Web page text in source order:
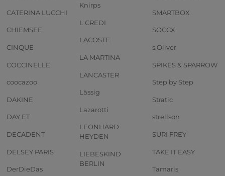
CATERINA LUCCHI
CHIEMSEE
CINQUE
COCCINELLE
coocazoo
DAKINE
DAY ET
DECADENT
DELSEY PARIS
DerDieDas
Knirps
L.CREDI
LACOSTE
LA MARTINA
LANCASTER
Lässig
Lazarotti
LEONHARD
HEYDEN
LIEBESKIND
BERLIN
SMARTBOX
SOCCX
s.Oliver
SPIKES & SPARROW
Step by Step
Stratic
strellson
SURI FREY
TAKE IT EASY
Tamaris